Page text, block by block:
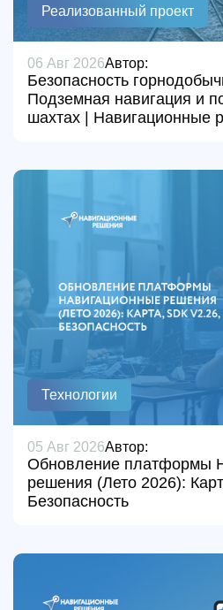
Реализованный проект
06 Авг 2026Автор:
Безопасность
Подземная навигация и
шахтах | Навигационные
Технологии
05 Авг 2026Автор:
Обновление платформы
решения (Лето 2026):
Безопасность